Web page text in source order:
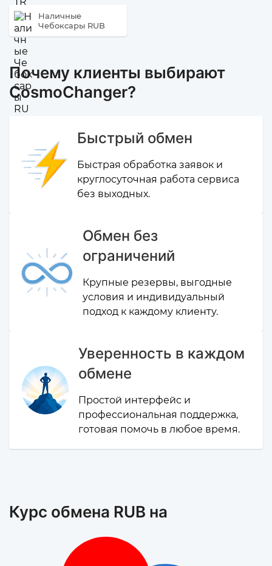
Наличные
Чебоксары RUB
Почему клиенты выбирают
CosmoChanger?
Быстрый обмен
Быстрая обработка заявок и
круглосуточная работа сервиса
без выходных.
Обмен без
ограничений
Крупные резервы, выгодные
условия и индивидуальный
подход к каждому клиенту.
Уверенность в каждом
обмене
Простой интерфейс и
профессиональная поддержка,
готовая помочь в любое время.
Курс обмена RUB на